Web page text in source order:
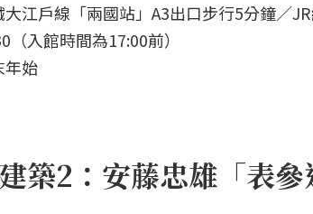
江戶線「兩國站」A3出口步行5分鐘／
入館時間為17:00前）
年始
築2：安藤忠雄「表參